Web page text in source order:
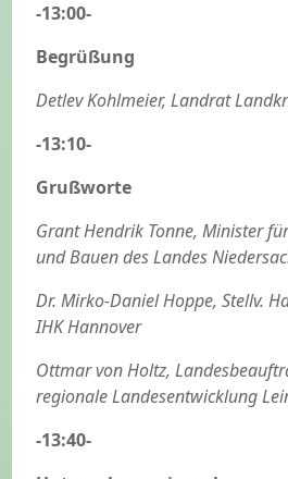
-13:00-
Begrüßung
Detlev Kohlmeier, Landrat
-13:10-
Grußworte
Grant Hendrik Tonne, Minister
und Bauen des Landes
Dr. Mirko-Daniel Hoppe, Stellv.
IHK Hannover
Ottmar von Holtz,
regionale Landesentwicklung
-13:40-